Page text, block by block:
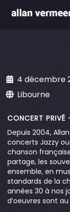
4 décembre
Libourne
CONCERT
Depuis 2004,
concerts Jazzy
chanson
partage, les
ensemble, en
standards de la
années 30 à nos
d’oeuvres sont